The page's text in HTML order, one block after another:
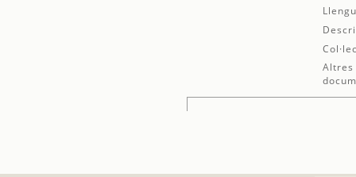
Altres